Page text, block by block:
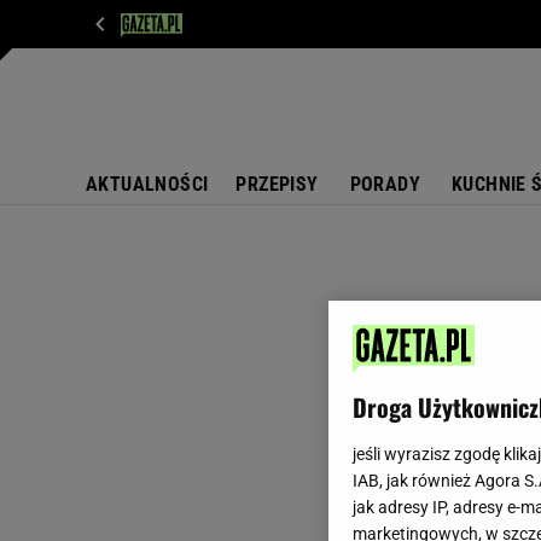
AKTUALNOŚCI PRZEPISY PORADY KUCHNIE
Droga
jeśli wyrazisz zgodę
IAB, jak również Agora
jak adresy IP, adresy e-
marketingowych, w